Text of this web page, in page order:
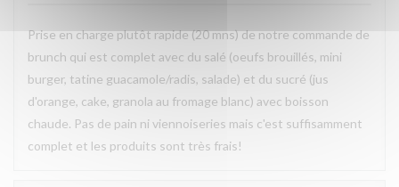
Prise en charge plutôt rapide (20 mns) de notre commande de
brunch qui est complet avec du salé (oeufs brouillés, mini
burger, tatine guacamole/radis, salade) et du sucré (jus
d'orange, cake, granola au fromage blanc) avec boisson
chaude. Pas de pain ni viennoiseries mais c'est suffisamment
complet et les produits sont très frais!